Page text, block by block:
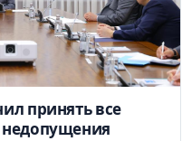
принять все